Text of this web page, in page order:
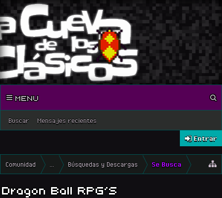
Buscar Mensajes recientes
MENU
Entrar
Comunidad Búsquedas y Descargas Se Busca
Dragon Ball RPG´S